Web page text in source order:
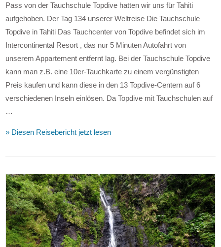
Pass von der Tauchschule Topdive hatten wir uns für Tahiti
aufgehoben. Der Tag 134 unserer Weltreise Die Tauchschule
Topdive in Tahiti Das Tauchcenter von Topdive befindet sich im
Intercontinental Resort , das nur 5 Minuten Autofahrt von
unserem Appartement entfernt lag. Bei der Tauchschule Topdive
kann man z.B. eine 10er-Tauchkarte zu einem vergünstigten
Preis kaufen und kann diese in den 13 Topdive-Centern auf 6
verschiedenen Inseln einlösen. Da Topdive mit Tauchschulen auf
…
» Diesen Reisebericht jetzt lesen